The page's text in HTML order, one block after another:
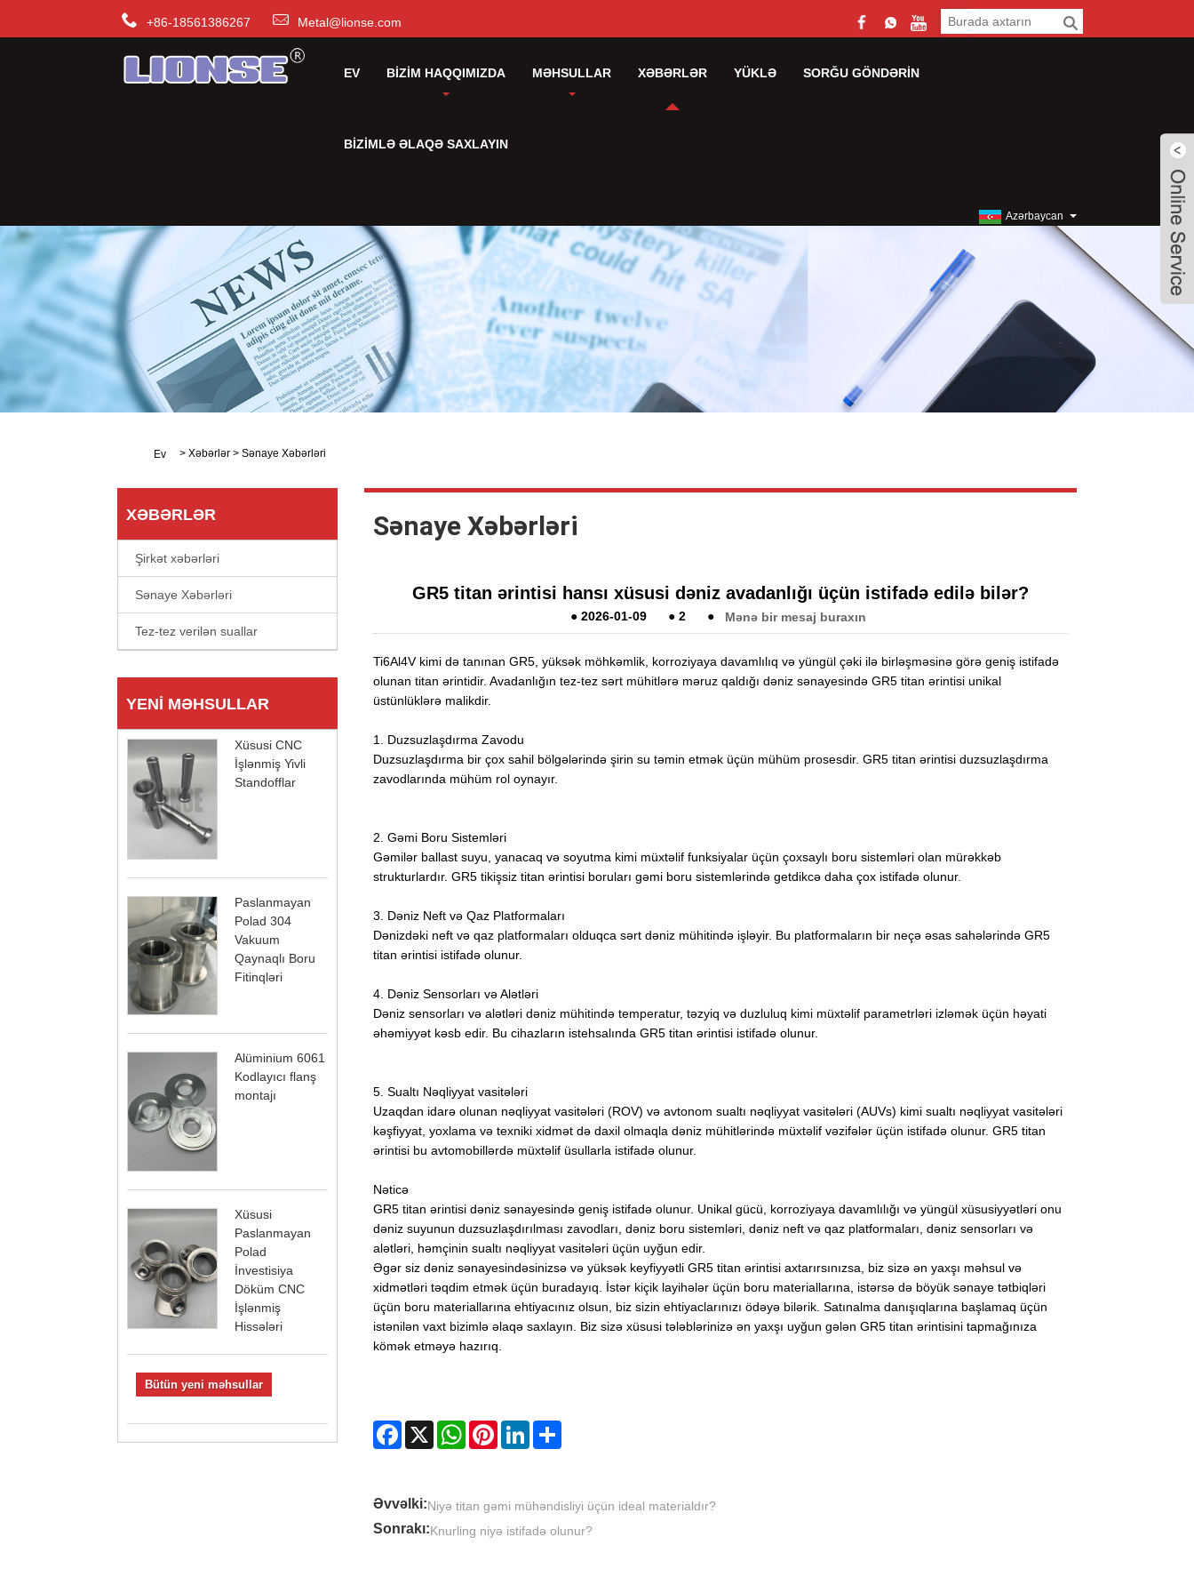
+86-18561386267 Metal@lionse.com
EV BIZIM HAQQIMIZDA MƏHSULLAR XƏBƏRLƏR YÜKLƏ SORĞU GÖNDƏRIN
BIZIMLƏ ƏLAQƏ SAXLAYIN
Azərbaycan
Ev > Xəbərlər > Sənaye Xəbərləri
XƏBƏRLƏR
Şirkət xəbərləri
Sənaye Xəbərləri
Tez-tez verilən suallar
YENI MƏHSULLAR
Xüsusi CNC
İşlənmiş Yivli
Standofflar
Paslanmayan
Polad 304
Vakuum
Qaynaqlı Boru
Fitinqləri
Alüminium 6061
Kodlayıcı flanş
montajı
Xüsusi
Paslanmayan
Polad
İnvestisiya
Döküm CNC
İşlənmiş
Hissələri
Bütün yeni məhsullar
Sənaye Xəbərləri
GR5 titan ərintisi hansı xüsusi dəniz avadanlığı üçün istifadə edilə bilər?
●2026-01-09 ●2 ● Mənə bir mesaj buraxın
Ti6Al4V kimi də tanınan GR5, yüksək möhkəmlik, korroziyaya davamlılıq və yüngül çəki ilə birləşməsinə görə geniş istifadə
olunan titan ərintidir. Avadanlığın tez-tez sərt mühitlərə məruz qaldığı dəniz sənayesində GR5 titan ərintisi unikal
üstünlüklərə malikdir.
1. Duzsuzlaşdırma Zavodu
Duzsuzlaşdırma bir çox sahil bölgələrində şirin su təmin etmək üçün mühüm prosesdir. GR5 titan ərintisi duzsuzlaşdırma
zavodlarında mühüm rol oynayır.
2. Gəmi Boru Sistemləri
Gəmilər ballast suyu, yanacaq və soyutma kimi müxtəlif funksiyalar üçün çoxsaylı boru sistemləri olan mürəkkəb
strukturlardır. GR5 tikişsiz titan ərintisi boruları gəmi boru sistemlərində getdikcə daha çox istifadə olunur.
3. Dəniz Neft və Qaz Platformaları
Dənizdəki neft və qaz platformaları olduqca sərt dəniz mühitində işləyir. Bu platformaların bir neçə əsas sahələrində GR5
titan ərintisi istifadə olunur.
4. Dəniz Sensorları və Alətləri
Dəniz sensorları və alətləri dəniz mühitində temperatur, təzyiq və duzluluq kimi müxtəlif parametrləri izləmək üçün həyati
əhəmiyyət kəsb edir. Bu cihazların istehsalında GR5 titan ərintisi istifadə olunur.
5. Sualtı Nəqliyyat vasitələri
Uzaqdan idarə olunan nəqliyyat vasitələri (ROV) və avtonom sualtı nəqliyyat vasitələri (AUVs) kimi sualtı nəqliyyat vasitələri
kəşfiyyat, yoxlama və texniki xidmət də daxil olmaqla dəniz mühitlərində müxtəlif vəzifələr üçün istifadə olunur. GR5 titan
ərintisi bu avtomobillərdə müxtəlif üsullarla istifadə olunur.
Nəticə
GR5 titan ərintisi dəniz sənayesində geniş istifadə olunur. Unikal gücü, korroziyaya davamlılığı və yüngül xüsusiyyətləri onu
dəniz suyunun duzsuzlaşdırılması zavodları, dəniz boru sistemləri, dəniz neft və qaz platformaları, dəniz sensorları və
alətləri, həmçinin sualtı nəqliyyat vasitələri üçün uyğun edir.
Əgər siz dəniz sənayesindəsinizsə və yüksək keyfiyyətli GR5 titan ərintisi axtarırsınızsa, biz sizə ən yaxşı məhsul və
xidmətləri təqdim etmək üçün buradayıq. İstər kiçik layihələr üçün boru materiallarına, istərsə də böyük sənaye tətbiqləri
üçün boru materiallarına ehtiyacınız olsun, biz sizin ehtiyaclarınızı ödəyə bilərik. Satınalma danışıqlarına başlamaq üçün
istənilən vaxt bizimlə əlaqə saxlayın. Biz sizə xüsusi tələblərinizə ən yaxşı uyğun gələn GR5 titan ərintisini tapmağınıza
kömək etməyə hazırıq.
Facebook
X WhatsAppPinterestLinkedInShare
Əvvəlki:Niyə titan gəmi mühəndisliyi üçün ideal materialdır?
Sonrakı:Knurling niyə istifadə olunur?